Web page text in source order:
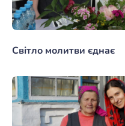
Світло молитви єднає